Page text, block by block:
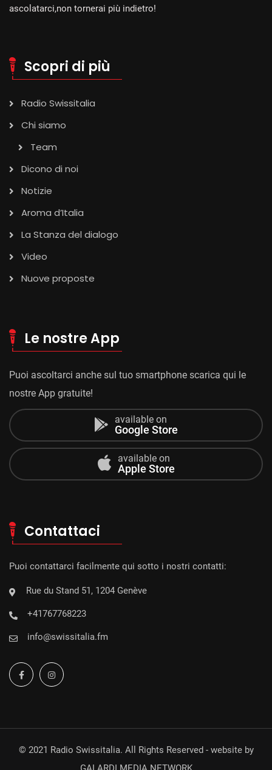
ascolatarci,non tornerai più indietro!
Scopri di più
Radio Swissitalia
Chi siamo
Team
Dicono di noi
Notizie
Aroma d’Italia
La Stanza del dialogo
Video
Nuove proposte
Le nostre App
Puoi ascoltarci anche sul tuo smartphone scarica qui le
nostre App gratuite!
available on
Google Store
available on
Apple Store
Contattaci
Puoi contattarci facilmente qui sotto i nostri contatti:
Rue du Stand 51, 1204 Genève
+41767768223
info@swissitalia.fm
© 2021 Radio Swissitalia. All Rights Reserved - website by